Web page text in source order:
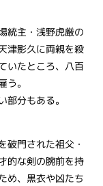
統主・浅野虎厳の
津影久に両親を殺
いたところ、八百
。
分もある。
破門された祖父・
的な剣の腕前を持
め、黒衣や凶たち